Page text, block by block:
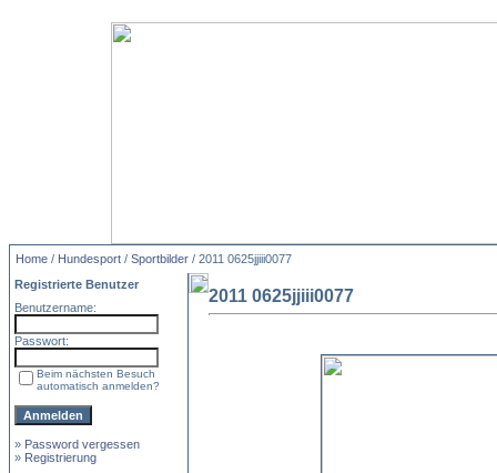
Home / Hundesport / Sportbilder / 2011 0625jjiii0077
Registrierte Benutzer
Benutzername:
Passwort:
Beim nächsten Besuch
automatisch anmelden?
» Password vergessen
» Registrierung
2011 0625jjiii0077